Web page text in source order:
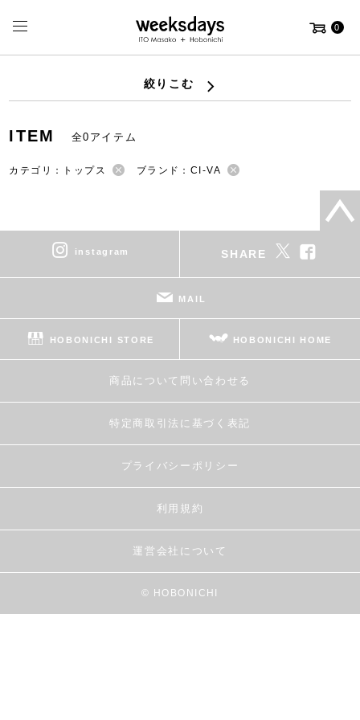
0
絞りこむ
ITEM 全0アイテム
カテゴリ：トップス ブランド：CI-VA
instagram SHARE
MAIL
HOBONICHI STORE HOBONICHI HOME
商品について問い合わせる
特定商取引法に基づく表記
プライバシーポリシー
利用規約
運営会社について
© HOBONICHI